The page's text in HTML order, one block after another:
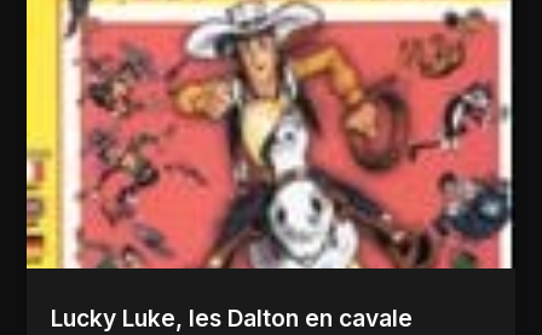
Lucky Luke, les Dalton en cavale